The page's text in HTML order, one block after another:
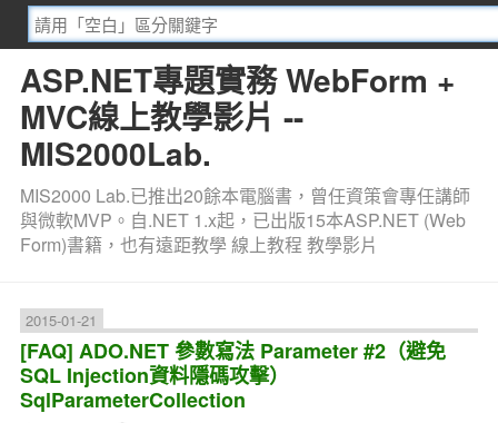
ASP.NET專題實務 WebForm +
MVC線上教學影片 --
MIS2000Lab.
MIS2000 Lab.已推出20餘本電腦書，曾任資策會專任講師
與微軟MVP。自.NET 1.x起，已出版15本ASP.NET (Web
Form)書籍，也有遠距教學 線上教程 教學影片
2015-01-21
[FAQ] ADO.NET 參數寫法 Parameter #2（避免
SQL Injection資料隱碼攻擊）
SqlParameterCollection